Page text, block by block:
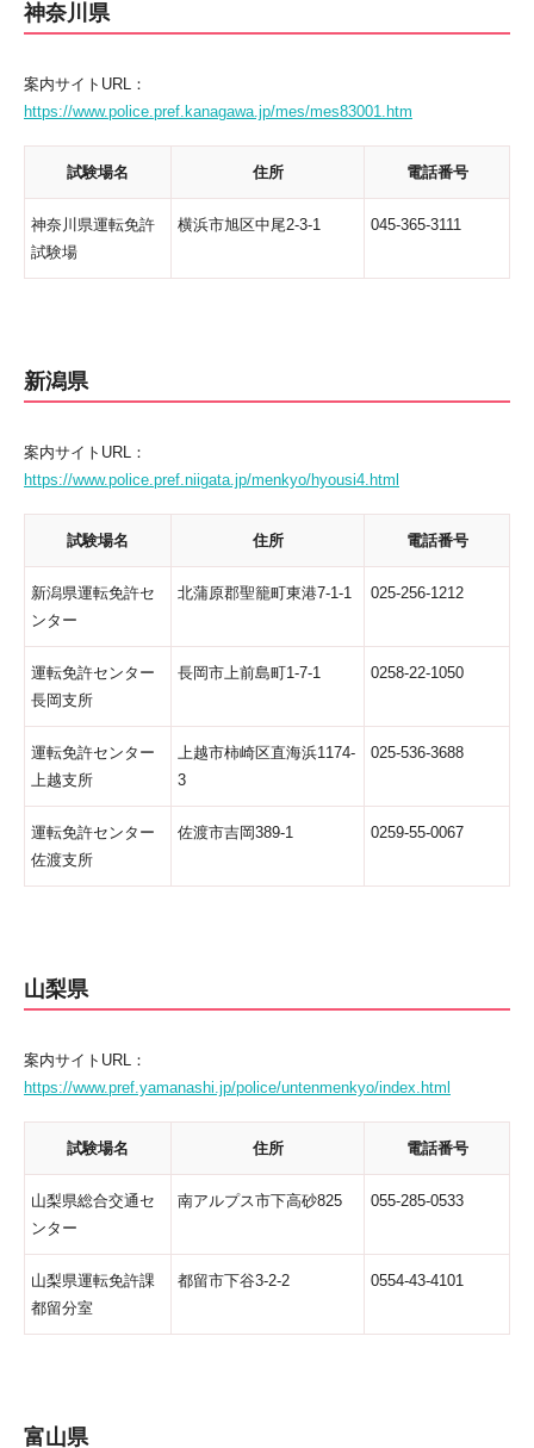
神奈川県
案内サイトURL：
https://www.police.pref.kanagawa.jp/mes/mes83001.htm
試験場名 住所 電話番号
神奈川県運転免許
試験場
横浜市旭区中尾2-3-1 045-365-3111
新潟県
案内サイトURL：
https://www.police.pref.niigata.jp/menkyo/hyousi4.html
試験場名 住所 電話番号
新潟県運転免許セ
ンター
北蒲原郡聖籠町東港7-1-1 025-256-1212
運転免許センター
長岡支所
長岡市上前島町1-7-1 0258-22-1050
運転免許センター
上越支所
上越市柿崎区直海浜1174-
3
025-536-3688
運転免許センター
佐渡支所
佐渡市吉岡389-1 0259-55-0067
山梨県
案内サイトURL：
https://www.pref.yamanashi.jp/police/untenmenkyo/index.html
試験場名 住所 電話番号
山梨県総合交通セ
ンター
南アルプス市下高砂825 055-285-0533
山梨県運転免許課
都留分室
都留市下谷3-2-2 0554-43-4101
富山県